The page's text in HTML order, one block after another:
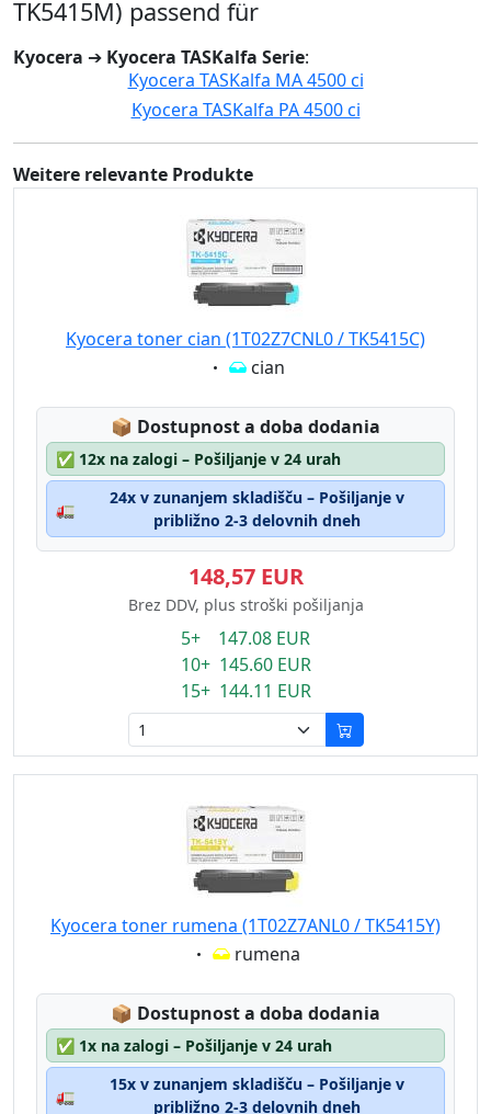
TK5415M) passend für
Kyocera ➔ Kyocera TASKalfa Serie:
Kyocera TASKalfa MA 4500 ci
Kyocera TASKalfa PA 4500 ci
Weitere relevante Produkte
Kyocera toner cian (1T02Z7CNL0 / TK5415C)
Eigenschaft:
cian
📦 Lagerstatus:
Dostupnost a doba dodania
✅ 12x na zalogi – Pošiljanje v 24 urah
🚛
24x v zunanjem skladišču – Pošiljanje v
približno 2-3 delovnih dneh
148,57 EUR
Brez DDV, plus stroški pošiljanja
5+ 147.08 EUR
10+ 145.60 EUR
15+ 144.11 EUR
Kyocera toner rumena (1T02Z7ANL0 / TK5415Y)
Eigenschaft:
rumena
📦 Lagerstatus:
Dostupnost a doba dodania
✅ 1x na zalogi – Pošiljanje v 24 urah
🚛
15x v zunanjem skladišču – Pošiljanje v
približno 2-3 delovnih dneh